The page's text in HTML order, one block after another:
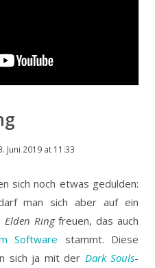
Juni 2019 at 11:33
sich noch etwas gedulden:
man sich aber auf ein
Elden Ringfreuen, das auch
Software stammt. Diese
sich ja mit der Dark Souls-